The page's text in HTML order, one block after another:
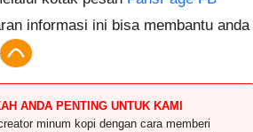
informasi ini bisa membantu anda
ANDA PENTING UNTUK KAMI
minum kopi dengan cara memberi